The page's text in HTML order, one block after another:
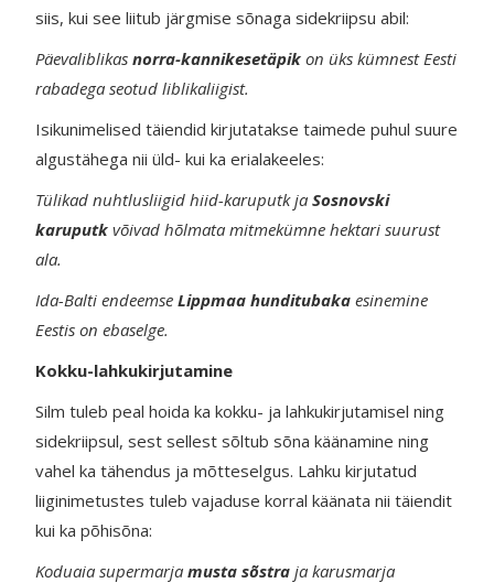
siis, kui see liitub järgmise sõnaga sidekriipsu abil:
Päevaliblikasnorra-kannikesetäpik on üks kümnest Eesti
rabadega seotud liblikaliigist.
Isikunimelised täiendid kirjutatakse taimede puhul suure
algustähega nii üld- kui ka erialakeeles:
Tülikad nuhtlusliigid hiid-karuputk jaSosnovski
karuputkvõivad hõlmata mitmekümne hektari suurust
ala.
Ida-Balti endeemseLippmaa hunditubaka esinemine
Eestis on ebaselge.
Kokku-lahkukirjutamine
Silm tuleb peal hoida ka kokku- ja lahkukirjutamisel ning
sidekriipsul, sest sellest sõltub sõna käänamine ning
vahel ka tähendus ja mõtteselgus. Lahku kirjutatud
liiginimetustes tuleb vajaduse korral käänata nii täiendit
kui ka põhisõna:
Koduaia supermarjamusta sõstra ja karusmarja